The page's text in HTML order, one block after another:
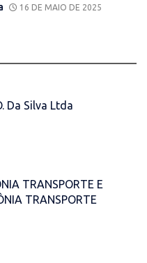
16 DE MAIO DE 2025
Da Silva Ltda
TRANSPORTE E
TRANSPORTE